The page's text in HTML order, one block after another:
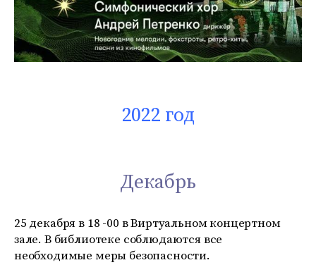
2022 год
Декабрь
25 декабря в 18 -00 в Виртуальном концертном
зале. В библиотеке соблюдаются все
необходимые меры безопасности.